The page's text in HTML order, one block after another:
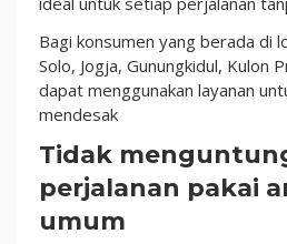
Bagi konsumen yang berada di
Solo, Jogja, Gunungkidul, Kulon
dapat menggunakan layanan
mendesak
Tidak
perjalanan pakai
umum